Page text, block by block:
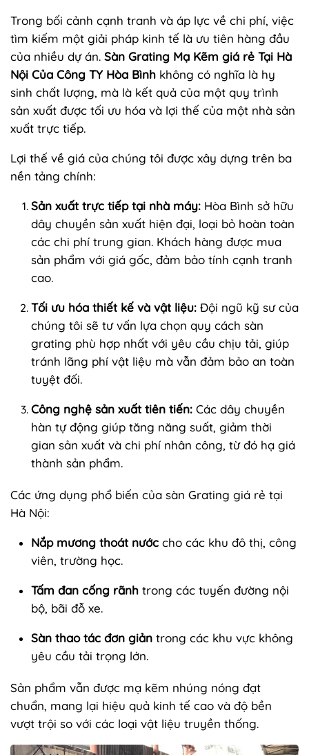
Trong bối cảnh cạnh tranh và áp lực về chi phí, việc
tìm kiếm một giải pháp kinh tế là ưu tiên hàng đầu
của nhiều dự án. Sàn Grating Mạ Kẽm giá rẻ Tại Hà
Nội Của Công TY Hòa Bình không có nghĩa là hy
sinh chất lượng, mà là kết quả của một quy trình
sản xuất được tối ưu hóa và lợi thế của một nhà sản
xuất trực tiếp.
Lợi thế về giá của chúng tôi được xây dựng trên ba
nền tảng chính:
Sản xuất trực tiếp tại nhà máy: Hòa Bình sở hữu
dây chuyền sản xuất hiện đại, loại bỏ hoàn toàn
các chi phí trung gian. Khách hàng được mua
sản phẩm với giá gốc, đảm bảo tính cạnh tranh
cao.
Tối ưu hóa thiết kế và vật liệu: Đội ngũ kỹ sư của
chúng tôi sẽ tư vấn lựa chọn quy cách sàn
grating phù hợp nhất với yêu cầu chịu tải, giúp
tránh lãng phí vật liệu mà vẫn đảm bảo an toàn
tuyệt đối.
Công nghệ sản xuất tiên tiến: Các dây chuyền
hàn tự động giúp tăng năng suất, giảm thời
gian sản xuất và chi phí nhân công, từ đó hạ giá
thành sản phẩm.
Các ứng dụng phổ biến của sàn Grating giá rẻ tại
Hà Nội:
Nắp mương thoát nước cho các khu đô thị, công
viên, trường học.
Tấm đan cống rãnh trong các tuyến đường nội
bộ, bãi đỗ xe.
Sàn thao tác đơn giản trong các khu vực không
yêu cầu tải trọng lớn.
Sản phẩm vẫn được mạ kẽm nhúng nóng đạt
chuẩn, mang lại hiệu quả kinh tế cao và độ bền
vượt trội so với các loại vật liệu truyền thống.